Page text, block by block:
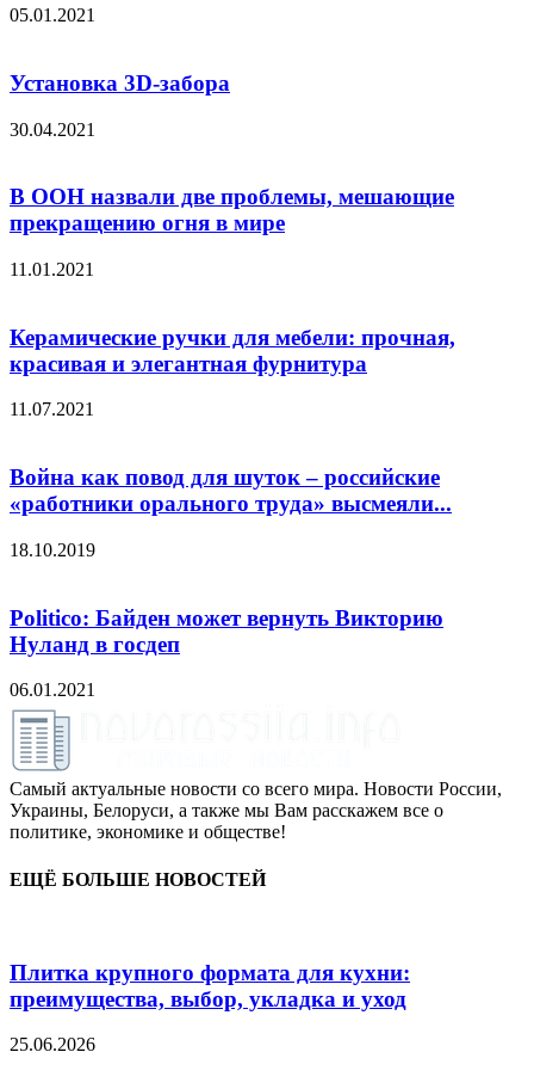
05.01.2021
Установка 3D-забора
30.04.2021
В ООН назвали две проблемы, мешающие
прекращению огня в мире
11.01.2021
Керамические ручки для мебели: прочная,
красивая и элегантная фурнитура
11.07.2021
Война как повод для шуток – российские
«работники орального труда» высмеяли...
18.10.2019
Politico: Байден может вернуть Викторию
Нуланд в госдеп
06.01.2021
Самый актуальные новости со всего мира. Новости России,
Украины, Белоруси, а также мы Вам расскажем все о
политике, экономике и обществе!
ЕЩЁ БОЛЬШЕ НОВОСТЕЙ
Плитка крупного формата для кухни:
преимущества, выбор, укладка и уход
25.06.2026